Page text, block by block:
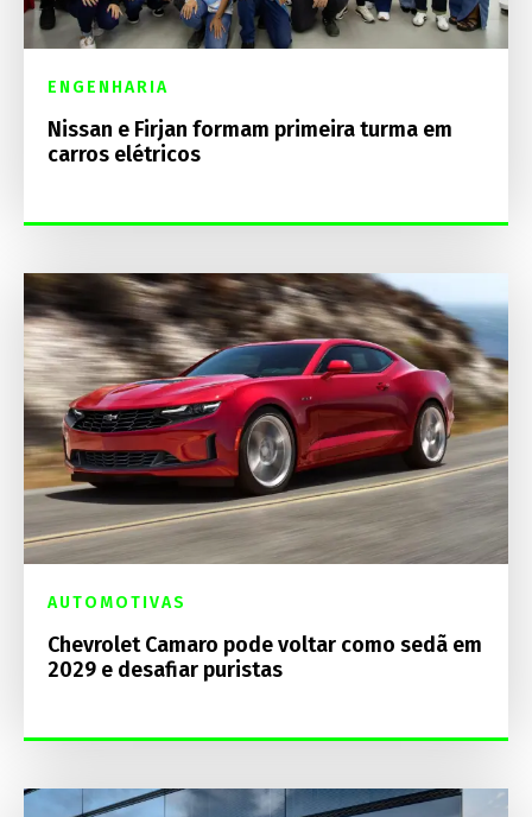
ENGENHARIA
Nissan e Firjan formam primeira turma em
carros elétricos
AUTOMOTIVAS
Chevrolet Camaro pode voltar como sedã em
2029 e desafiar puristas